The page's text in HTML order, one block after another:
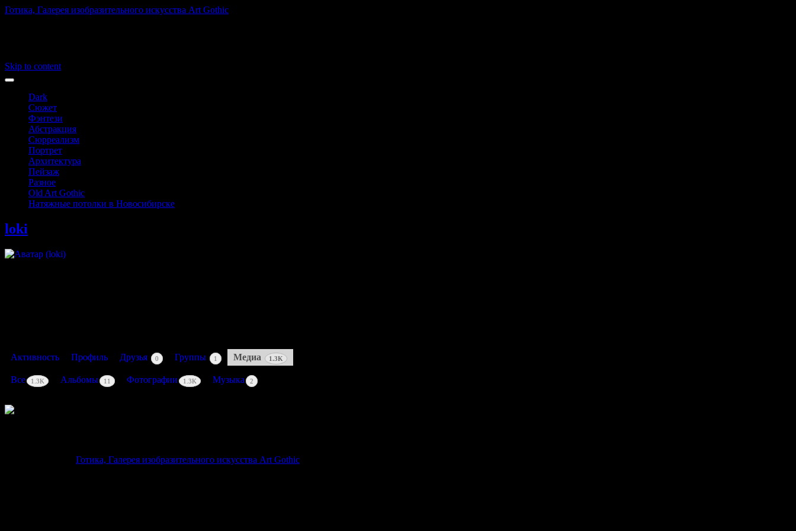
Готика, Галерея изобразительного искусства Art Gothic
Skip to content
Dark
Сюжет
Фэнтези
Абстракция
Сюрреализм
Портрет
Архитектура
Пейзаж
Разное
Old Art Gothic
Натяжные потолки в Новосибирске
loki
Активность Профиль Друзья 0 Группы 1 Медиа 1.3K
Все 1.3K Альбомы 11 Фотографии 1.3K Музыка 2
Готика, Галерея изобразительного искусства Art Gothic